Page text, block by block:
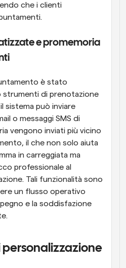
che i clienti
e promemoria
è stato
di prenotazione
sistema può inviare
o messaggi SMS di
vengono inviati più vicino
il che non solo aiuta
in carreggiata ma
professionale al
Tali funzionalità sono
un flusso operativo
e la soddisfazione
personalizzazione